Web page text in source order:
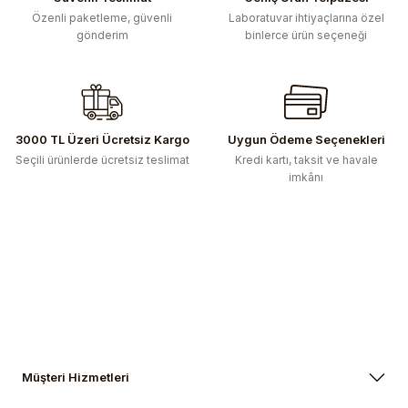
Bu ürüne benzer farklı alternatifler olmalı.
Gönder
Özenli paketleme, güvenli
gönderim
Laboratuvar ihtiyaçlarına özel
binlerce ürün seçeneği
3000 TL Üzeri Ücretsiz Kargo
Seçili ürünlerde ücretsiz teslimat
Uygun Ödeme Seçenekleri
Kredi kartı, taksit ve havale
imkânı
Müşteri Hizmetleri